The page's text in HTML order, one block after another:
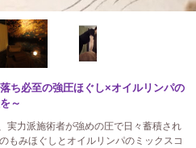
ち必至の強圧ほぐし×オイルリンパの
～
実力派施術者が強めの圧で日々蓄積され
もみほぐしとオイルリンパのミックスコ